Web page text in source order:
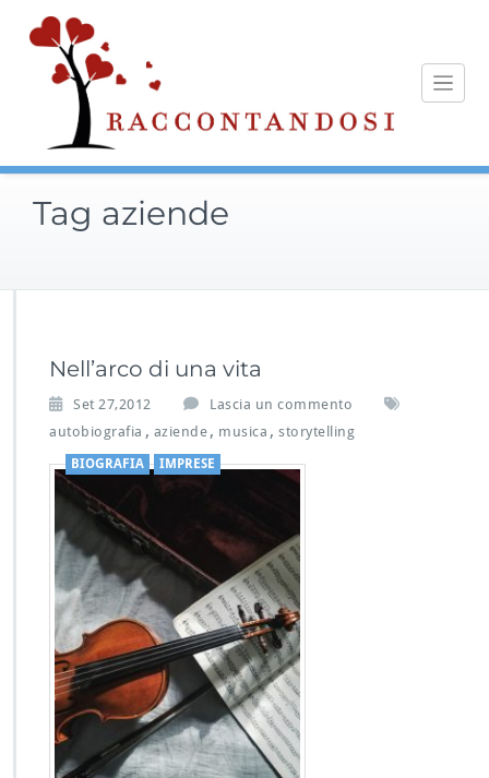
content
Tag aziende
Nell’arco di una vita
Set 27,2012
Lascia un commento
autobiografia , aziende , musica , storytelling
BIOGRAFIA IMPRESE